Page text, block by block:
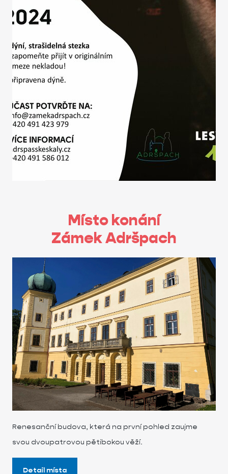
Místo konání
Zámek Adršpach
Renesanční budova, která na první pohled zaujme
svou dvoupatrovou pětibokou věží.
Detail místa